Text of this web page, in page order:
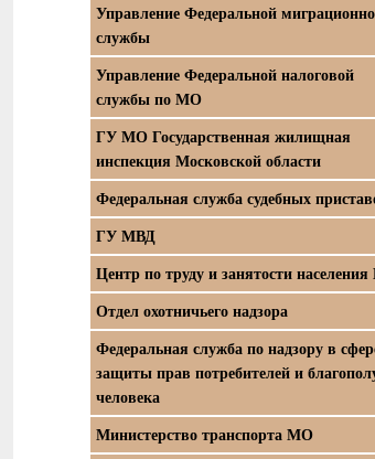
Управление Федеральной
службы
Управление Федеральной налоговой
службы по МО
ГУ МО Государственная жилищная
инспекция Московской области
Федеральная служба судебных
ГУ МВД
Центр по труду и занятости
Отдел охотничьего надзора
Федеральная служба по надзору в
защиты прав потребителей и
человека
Министерство транспорта МО